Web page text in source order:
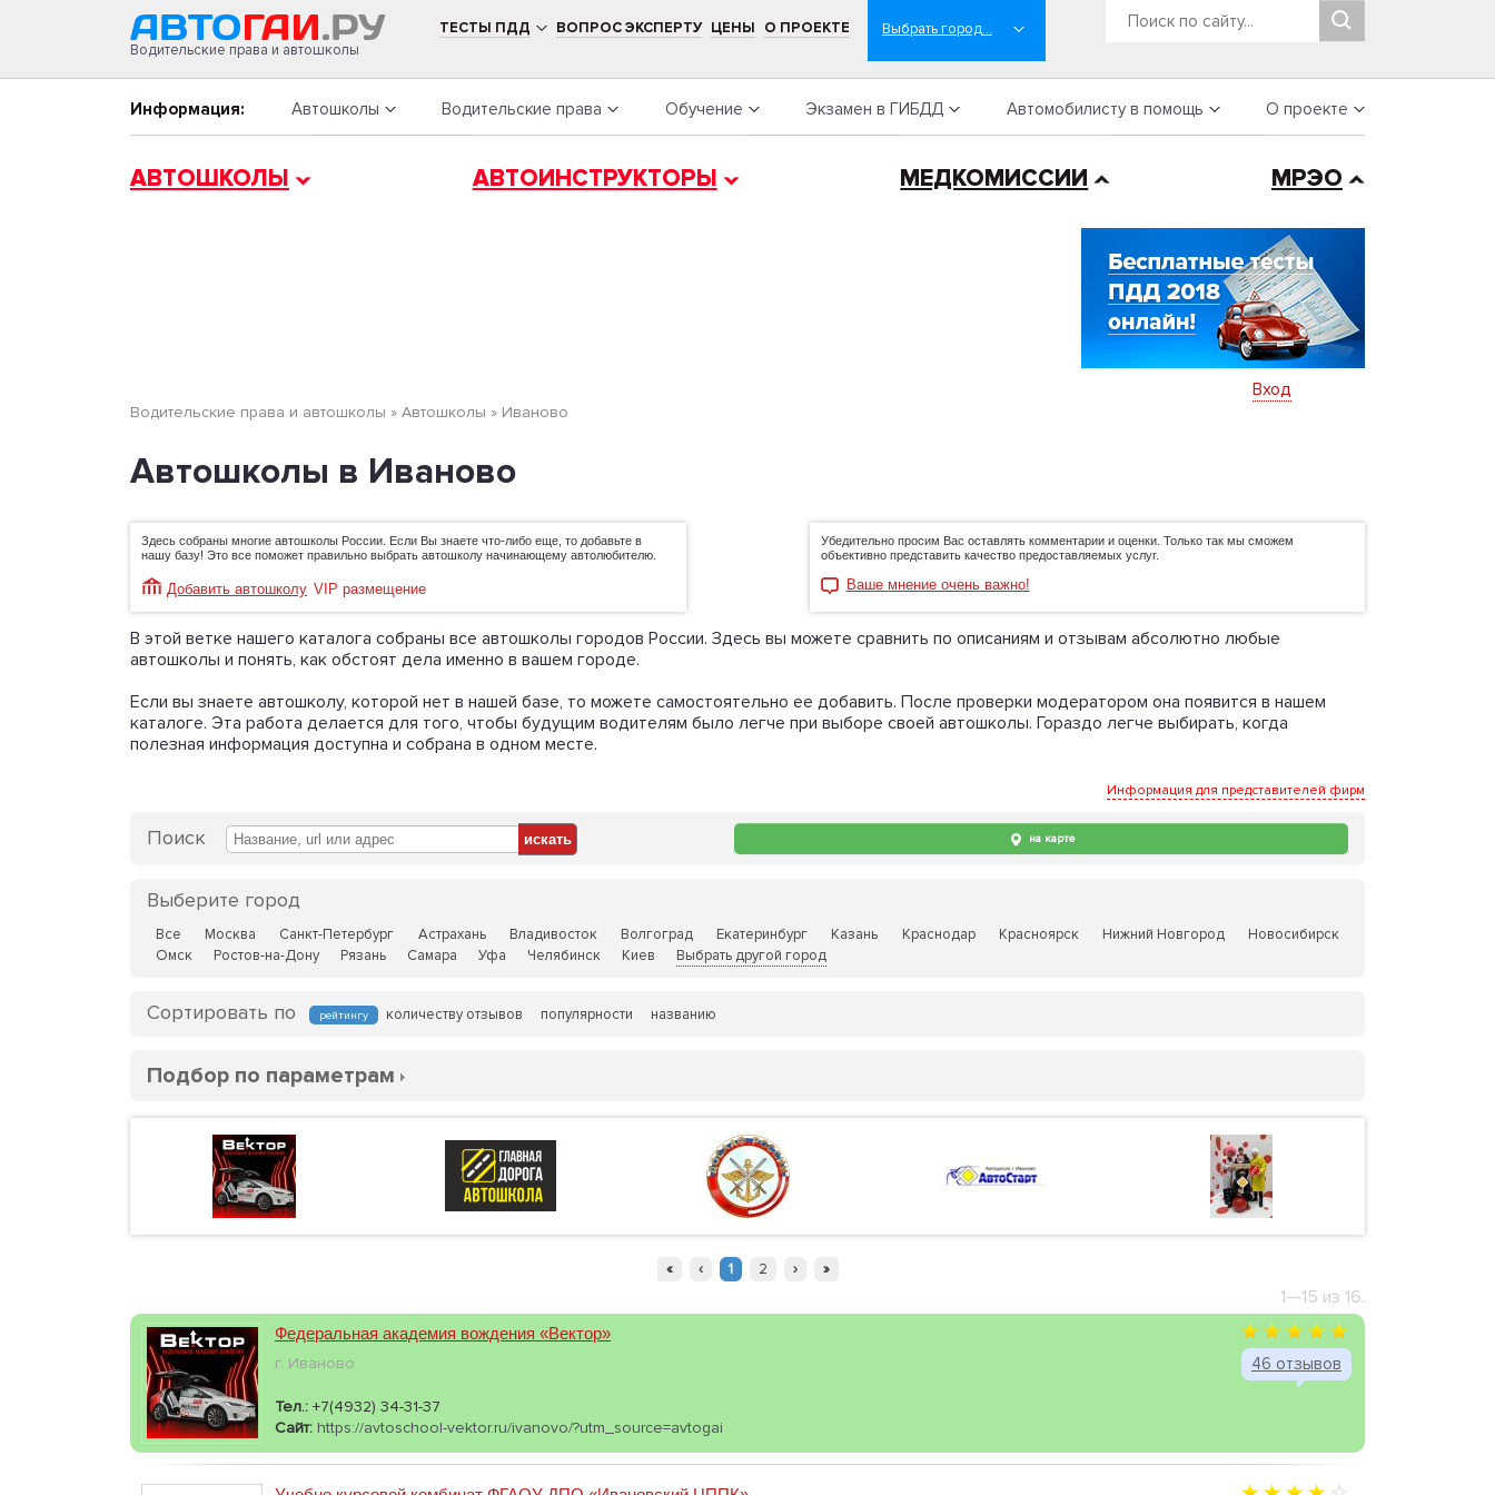
Водительские права и автошколы
ТЕСТЫ ПДД ВОПРОС ЭКСПЕРТУ ЦЕНЫ О ПРОЕКТЕ
Информация: Автошколы Водительские права Обучение Экзамен в ГИБДД Автомобилисту в помощь О проекте
АВТОШКОЛЫ АВТОИНСТРУКТОРЫ МЕДКОМИССИИ МРЭО
Водительские права и автошколы » Автошколы » Иваново
Вход
Автошколы в Иваново
Здесь собраны многие автошколы России. Если Вы знаете что-либо еще, то добавьте в
нашу базу! Это все поможет правильно выбрать автошколу начинающему автолюбителю.
Добавить автошколу VIP размещение
Убедительно просим Вас оставлять комментарии и оценки. Только так мы сможем
объективно представить качество предоставляемых услуг.
Ваше мнение очень важно!
В этой ветке нашего каталога собраны все автошколы городов России. Здесь вы можете сравнить по описаниям и отзывам абсолютно любые
автошколы и понять, как обстоят дела именно в вашем городе.
Если вы знаете автошколу, которой нет в нашей базе, то можете самостоятельно ее добавить. После проверки модератором она появится в нашем
каталоге. Эта работа делается для того, чтобы будущим водителям было легче при выборе своей автошколы. Гораздо легче выбирать, когда
полезная информация доступна и собрана в одном месте.
Информация для представителей фирм
Поиск на карте
Выберите город
Все Москва Санкт-Петербург Астрахань Владивосток Волгоград Екатеринбург Казань Краснодар Красноярск Нижний Новгород
Новосибирск
Омск
Ростов-на-Дону Рязань Самара Уфа Челябинск Киев Выбрать другой город
Сортировать по рейтингу количеству отзывов популярности названию
Подбор по параметрам
« ‹ 1 2 › »
1—15 из 16.
46 отзывов
Федеральная академия вождения «Вектор»
г. Иваново
Тел.: +7(4932) 34-31-37
Сайт: https://avtoschool-vektor.ru/ivanovo/?utm_source=avtogai